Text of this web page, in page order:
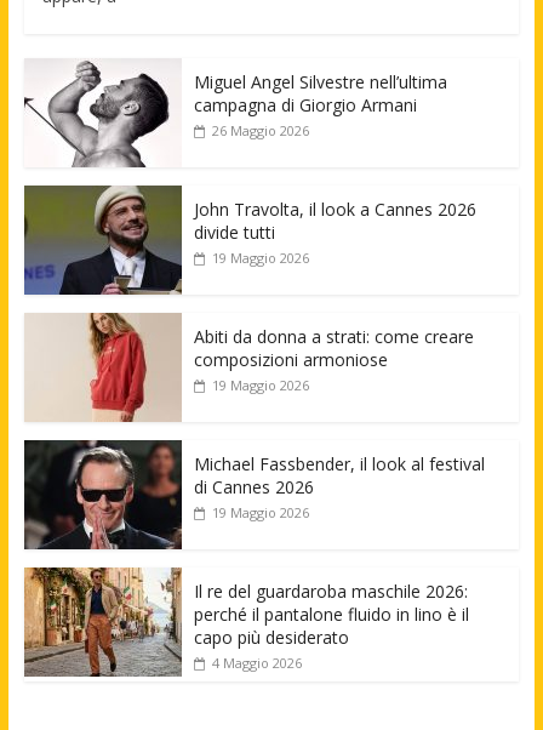
Miguel Angel Silvestre nell’ultima
campagna di Giorgio Armani
26 Maggio 2026
John Travolta, il look a Cannes 2026
divide tutti
19 Maggio 2026
Abiti da donna a strati: come creare
composizioni armoniose
19 Maggio 2026
Michael Fassbender, il look al festival
di Cannes 2026
19 Maggio 2026
Il re del guardaroba maschile 2026:
perché il pantalone fluido in lino è il
capo più desiderato
4 Maggio 2026